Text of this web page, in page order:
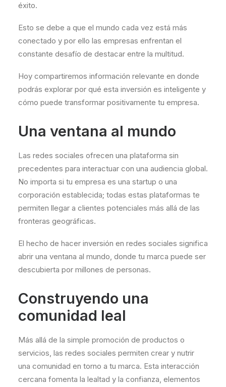
éxito.
Esto se debe a que el mundo cada vez está más
conectado y por ello las empresas enfrentan el
constante desafío de destacar entre la multitud.
Hoy compartiremos información relevante en donde
podrás explorar por qué esta inversión es inteligente y
cómo puede transformar positivamente tu empresa.
Una ventana al mundo
Las redes sociales ofrecen una plataforma sin
precedentes para interactuar con una audiencia global.
No importa si tu empresa es una startup o una
corporación establecida; todas estas plataformas te
permiten llegar a clientes potenciales más allá de las
fronteras geográficas.
El hecho de hacer inversión en redes sociales significa
abrir una ventana al mundo, donde tu marca puede ser
descubierta por millones de personas.
Construyendo una
comunidad leal
Más allá de la simple promoción de productos o
servicios, las redes sociales permiten crear y nutrir
una comunidad en torno a tu marca. Esta interacción
cercana fomenta la lealtad y la confianza, elementos